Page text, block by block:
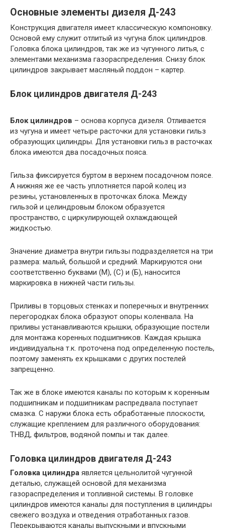
Основные элементы дизеля Д-243
Конструкция двигателя имеет классическую компоновку.
Основой ему служит отлитый из чугуна блок цилиндров.
Головка блока цилиндров, так же из чугунного литья, с
элементами механизма газораспределения. Снизу блок
цилиндров закрывает масляный поддон – картер.
Блок цилиндров двигателя Д-243
Блок цилиндров – основа корпуса дизеля. Отливается
из чугуна и имеет четыре расточки для установки гильз
образующих цилиндры. Для установки гильз в расточках
блока имеются два посадочных пояса.
Гильза фиксируется буртом в верхнем посадочном поясе.
А нижняя же ее часть уплотняется парой колец из
резины, установленных в проточках блока. Между
гильзой и целиндровым блоком образуется
пространство, с циркулирующей охлаждающей
жидкостью.
Значение диаметра внутри гильзы подразделяется на три
размера: малый, большой и средний. Маркируются они
соответственно буквами (М), (С) и (Б), наносится
маркировка в нижней части гильзы.
Приливы в торцовых стенках и поперечных и внутренних
перегородках блока образуют опоры коленвала. На
приливы устанавливаются крышки, образующие постели
для монтажа коренных подшипников. Каждая крышка
индивидуальна т.к. проточена под определенную постель,
поэтому заменять ех крышками с других постелей
запрещенно.
Так же в блоке имеются каналы по которым к коренным
подшипникам и подшипникам распредвала поступает
смазка. С наружи блока есть обработанные плоскости,
служащие креплением для различного оборудования:
ТНВД, фильтров, водяной помпы и так далее.
Головка цилиндров двигателя Д-243
Головка цилиндра является цельнолитой чугунной
деталью, служащей основой для механизма
газораспределения и топливной системы. В головке
цилиндров имеются каналы для поступления в цилиндры
свежего воздуха и отведения отработанных газов.
Перекрываются каналы выпускными и впускными